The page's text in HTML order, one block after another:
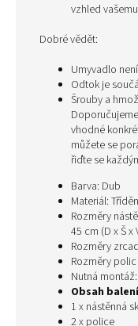
vzhled
Dobré vědět:
Umyvadlo
Odtok je
Šrouby a
vhodné
můžete se
řiďte se
Barva: Dub
Materiál:
Rozměry
45 cm (D x Š x
Rozměry
Rozměry polic
Nutná
Obsah
1 x nástěnná
2 x police